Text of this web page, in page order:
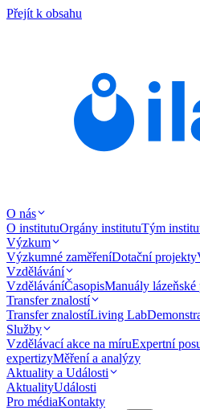
Přejít k obsahu
O nás
O institutuOrgány institutuTým
Výzkum
Výzkumné zaměřeníDotační projekty
Vzdělávání
VzděláváníČasopisManuály lázeňské
Transfer znalostí
Transfer znalostíLiving Lab
Služby
Vzdělávací akce na míruExpertní
expertizyMěření a analýzy
Aktuality a Události
AktualityUdálosti
Pro médiaKontakty